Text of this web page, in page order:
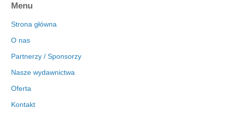
Menu
Strona główna
O nas
Partnerzy / Sponsorzy
Nasze wydawnictwa
Oferta
Kontakt